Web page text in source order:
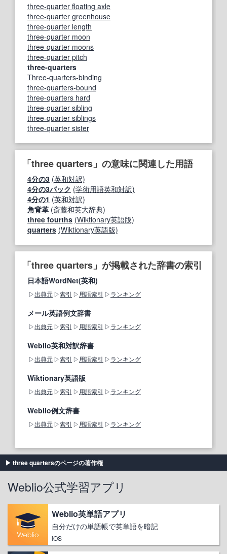
three‐quarter floating axle
three-quarter greenhouse
three‐quarter length
three-quarter moon
three-quarter moons
three-quarter pitch
three-quarters
Three-quarters-binding
three-quarters-bound
three-quarters hard
three-quarter sibling
three-quarter siblings
three-quarter sister
「three quarters」の意味に関連した用語
4分の3 (英和対訳)
4分の3パック (学術用語英和対訳)
4分の1 (英和対訳)
角背革 (斎藤和英大辞典)
three fourths (Wiktionary英語版)
quarters (Wiktionary英語版)
「three quarters」が掲載された辞書の索引
日本語WordNet(英和)
出典元 索引 用語索引 ランキング
メール英語例文辞書
出典元 索引 用語索引 ランキング
Weblio英和対訳辞書
出典元 索引 用語索引 ランキング
Wiktionary英語版
出典元 索引 用語索引 ランキング
Weblio例文辞書
出典元 索引 用語索引 ランキング
three quartersのページの著作権
Weblio公式学習アプリ
Weblio英単語アプリ
自分だけの単語帳で英単語を暗記
iOS